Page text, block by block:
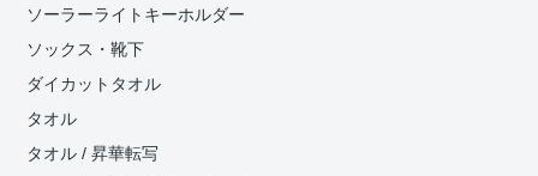
ソーラーライトキーホルダー
ソックス・靴下
ダイカットタオル
タオル
タオル / 昇華転写